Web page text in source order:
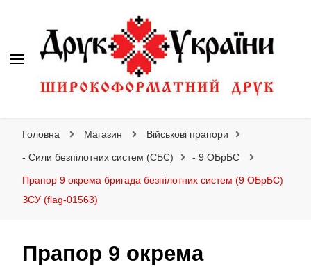
Головна Магазин Військові прапори
- Сили безпілотних систем (СБС) - 9 ОБрБС
Прапор 9 окрема бригада безпілотних систем (9 ОБрБС)
ЗСУ (flag-01563)
Прапор 9 окрема